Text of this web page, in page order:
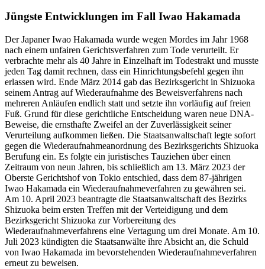
Jüngste Entwicklungen im Fall Iwao Hakamada
Der Japaner Iwao Hakamada wurde wegen Mordes im Jahr 1968
nach einem unfairen Gerichtsverfahren zum Tode verurteilt. Er
verbrachte mehr als 40 Jahre in Einzelhaft im Todestrakt und musste
jeden Tag damit rechnen, dass ein Hinrichtungsbefehl gegen ihn
erlassen wird. Ende März 2014 gab das Bezirksgericht in Shizuoka
seinem Antrag auf Wiederaufnahme des Beweisverfahrens nach
mehreren Anläufen endlich statt und setzte ihn vorläufig auf freien
Fuß. Grund für diese gerichtliche Entscheidung waren neue DNA-
Beweise, die ernsthafte Zweifel an der Zuverlässigkeit seiner
Verurteilung aufkommen ließen. Die Staatsanwaltschaft legte sofort
gegen die Wiederaufnahmeanordnung des Bezirksgerichts Shizuoka
Berufung ein. Es folgte ein juristisches Tauziehen über einen
Zeitraum von neun Jahren, bis schließlich am 13. März 2023 der
Oberste Gerichtshof von Tokio entschied, dass dem 87-jährigen
Iwao Hakamada ein Wiederaufnahmeverfahren zu gewähren sei.
Am 10. April 2023 beantragte die Staatsanwaltschaft des Bezirks
Shizuoka beim ersten Treffen mit der Verteidigung und dem
Bezirksgericht Shizuoka zur Vorbereitung des
Wiederaufnahmeverfahrens eine Vertagung um drei Monate. Am 10.
Juli 2023 kündigten die Staatsanwälte ihre Absicht an, die Schuld
von Iwao Hakamada im bevorstehenden Wiederaufnahmeverfahren
erneut zu beweisen.